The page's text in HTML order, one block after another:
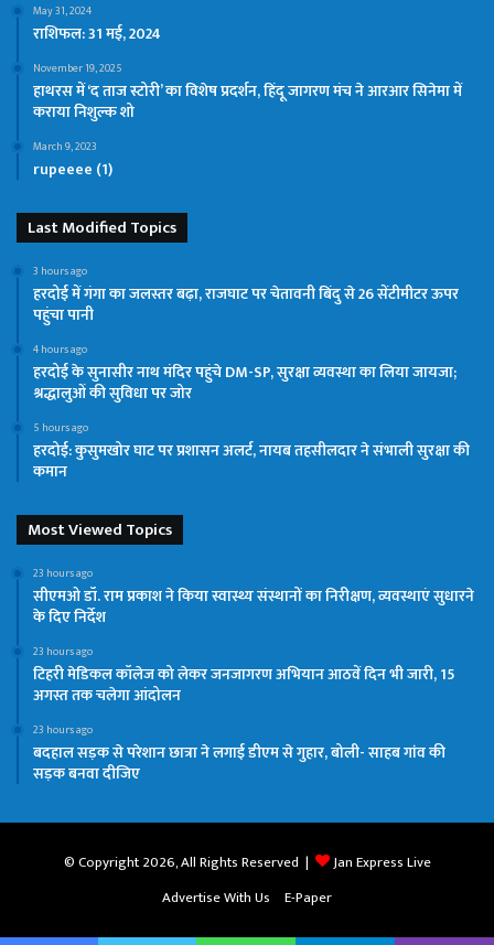
May 31, 2024
राशिफल: 31 मई, 2024
November 19, 2025
हाथरस में ‘द ताज स्टोरी’ का विशेष प्रदर्शन, हिंदू जागरण मंच ने आरआर सिनेमा में
कराया निशुल्क शो
March 9, 2023
rupeeee (1)
Last Modified Topics
3 hours ago
हरदोई में गंगा का जलस्तर बढ़ा, राजघाट पर चेतावनी बिंदु से 26 सेंटीमीटर ऊपर
पहुंचा पानी
4 hours ago
हरदोई के सुनासीर नाथ मंदिर पहुंचे DM-SP, सुरक्षा व्यवस्था का लिया जायजा;
श्रद्धालुओं की सुविधा पर जोर
5 hours ago
हरदोई: कुसुमखोर घाट पर प्रशासन अलर्ट, नायब तहसीलदार ने संभाली सुरक्षा की
कमान
Most Viewed Topics
23 hours ago
सीएमओ डॉ. राम प्रकाश ने किया स्वास्थ्य संस्थानों का निरीक्षण, व्यवस्थाएं सुधारने
के दिए निर्देश
23 hours ago
टिहरी मेडिकल कॉलेज को लेकर जनजागरण अभियान आठवें दिन भी जारी, 15
अगस्त तक चलेगा आंदोलन
23 hours ago
बदहाल सड़क से परेशान छात्रा ने लगाई डीएम से गुहार, बोली- साहब गांव की
सड़क बनवा दीजिए
© Copyright 2026, All Rights Reserved |
Jan Express Live
Advertise With Us
E-Paper